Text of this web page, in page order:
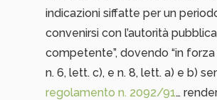
indicazioni siffatte per un
convenirsi con l’autorità pubblica
competente”, dovendo “in forza
n. 6, lett. c), e n. 8, lett. a) e b)
regolamento n. 2092/91…